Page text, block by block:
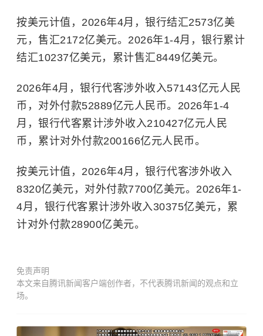
按美元计值，2026年4月，银行结汇2573亿美
元，售汇2172亿美元。2026年1-4月，银行累计
结汇10237亿美元，累计售汇8449亿美元。
2026年4月，银行代客涉外收入57143亿元人民
币，对外付款52889亿元人民币。2026年1-4
月，银行代客累计涉外收入210427亿元人民
币，累计对外付款200166亿元人民币。
按美元计值，2026年4月，银行代客涉外收入
8320亿美元，对外付款7700亿美元。2026年1-
4月，银行代客累计涉外收入30375亿美元，累
计对外付款28900亿美元。
免责声明
本文来自腾讯新闻客户端创作者，不代表腾讯新闻的观点和立
场。